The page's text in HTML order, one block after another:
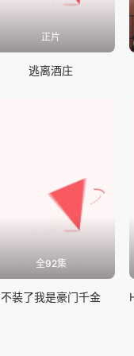
正片
逃离酒庄
全92集
不装了我是豪门千金